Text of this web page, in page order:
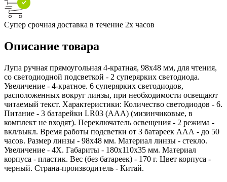
Супер срочная доставка в течение 2х часов
Описание товара
Лупа ручная прямоугольная 4-кратная, 98х48 мм, для чтения,
со светодиодной подсветкой - 2 суперярких светодиода.
Увеличение - 4-кратное. 6 суперярких светодиодов,
расположенных вокруг линзы, при необходимости освещают
читаемый текст. Характеристики: Количество светодиодов - 6.
Питание - 3 батарейки LR03 (AAA) (мизинчиковые, в
комплект не входят). Переключатель освещения - 2 режима -
вкл/выкл. Время работы подсветки от 3 батареек ААА - до 50
часов. Размер линзы - 98х48 мм. Материал линзы - стекло.
Увеличение - 4X. Габариты - 180х110х35 мм. Материал
корпуса - пластик. Вес (без батареек) - 170 г. Цвет корпуса -
черный. Страна-производитель - Китай.